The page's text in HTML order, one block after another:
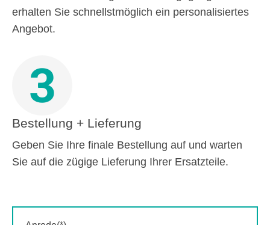
erhalten Sie schnellstmöglich ein personalisiertes
Angebot.
3
Bestellung + Lieferung
Geben Sie Ihre finale Bestellung auf und warten
Sie auf die zügige Lieferung Ihrer Ersatzteile.